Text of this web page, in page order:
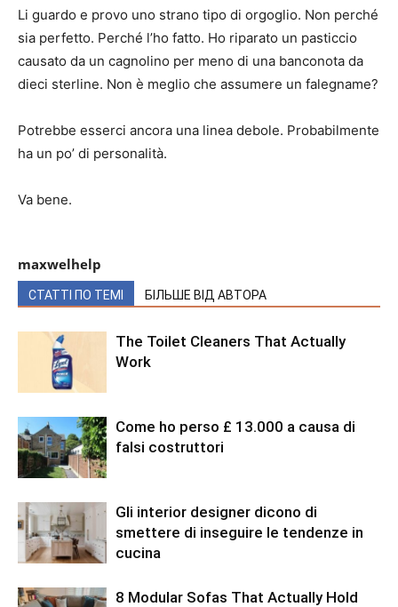
Li guardo e provo uno strano tipo di orgoglio. Non perché
sia ​​perfetto. Perché l’ho fatto. Ho riparato un pasticcio
causato da un cagnolino per meno di una banconota da
dieci sterline. Non è meglio che assumere un falegname?
Potrebbe esserci ancora una linea debole. Probabilmente
ha un po’ di personalità.
Va bene.
maxwelhelp
СТАТТІ ПО ТЕМІ БІЛЬШЕ ВІД АВТОРА
The Toilet Cleaners That Actually
Work
Come ho perso £ 13.000 a causa di
falsi costruttori
Gli interior designer dicono di
smettere di inseguire le tendenze in
cucina
8 Modular Sofas That Actually Hold